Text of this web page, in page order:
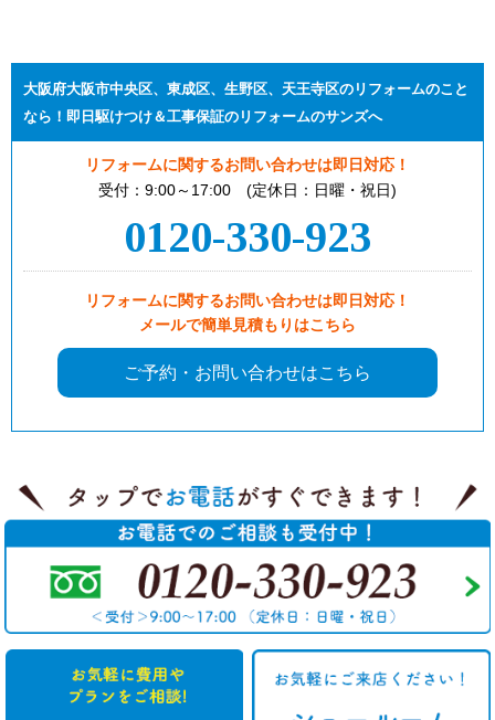
大阪府大阪市中央区、東成区、生野区、天王寺区のリフォームのこと
なら！即日駆けつけ＆工事保証のリフォームのサンズへ
リフォームに関するお問い合わせは即日対応！
受付：9:00～17:00 (定休日：日曜・祝日)
0120-330-923
リフォームに関するお問い合わせは即日対応！
メールで簡単見積もりはこちら
ご予約・お問い合わせはこちら